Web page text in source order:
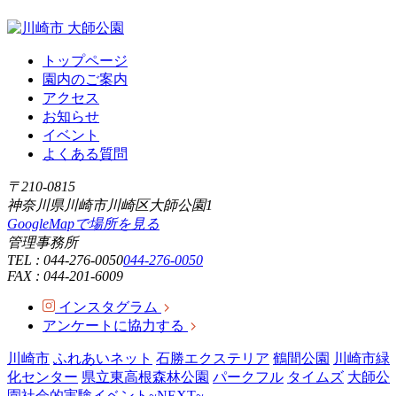
トップページ
園内のご案内
アクセス
お知らせ
イベント
よくある質問
〒210-0815
神奈川県川崎市川崎区大師公園1
GoogleMapで場所を見る
管理事務所
TEL : 044-276-0050044-276-0050
FAX : 044-201-6009
インスタグラム
アンケートに協力する
川崎市 ふれあいネット 石勝エクステリア 鶴間公園 川崎市緑
化センター 県立東高根森林公園 パークフル タイムズ 大師公